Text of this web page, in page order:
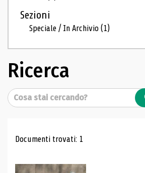
Sezioni
Speciale / In Archivio(1)
Ricerca
Cerca
Risultati di ricerca
Documenti trovati: 1